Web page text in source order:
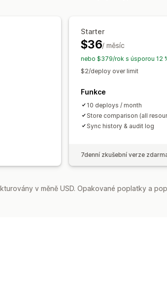
Starter
$36/ měsíc
nebo $379/rok s úsporou 12
$2/deploy over limit
Funkce
10 deploys / month
Store comparison (all
Sync history & audit log
7denní zkušební verze
v měně USD. Opakované poplatky a